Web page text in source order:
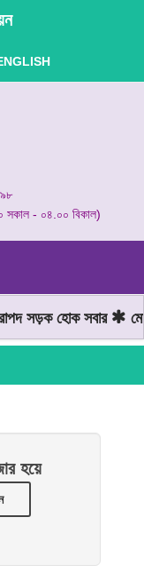
সকাল - ০৪.০০ বিকাল)
সড়ক হোক সবার
হয়ে